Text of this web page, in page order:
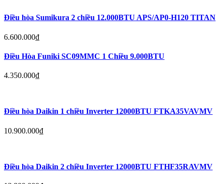
Điều hòa Sumikura 2 chiều 12.000BTU APS/AP0-H120 TITAN
6.600.000₫
Điều Hòa Funiki SC09MMC 1 Chiều 9.000BTU
4.350.000₫
Điều hòa Daikin 1 chiều Inverter 12000BTU FTKA35VAVMV
10.900.000₫
Điều hòa Daikin 2 chiều Inverter 12000BTU FTHF35RAVMV